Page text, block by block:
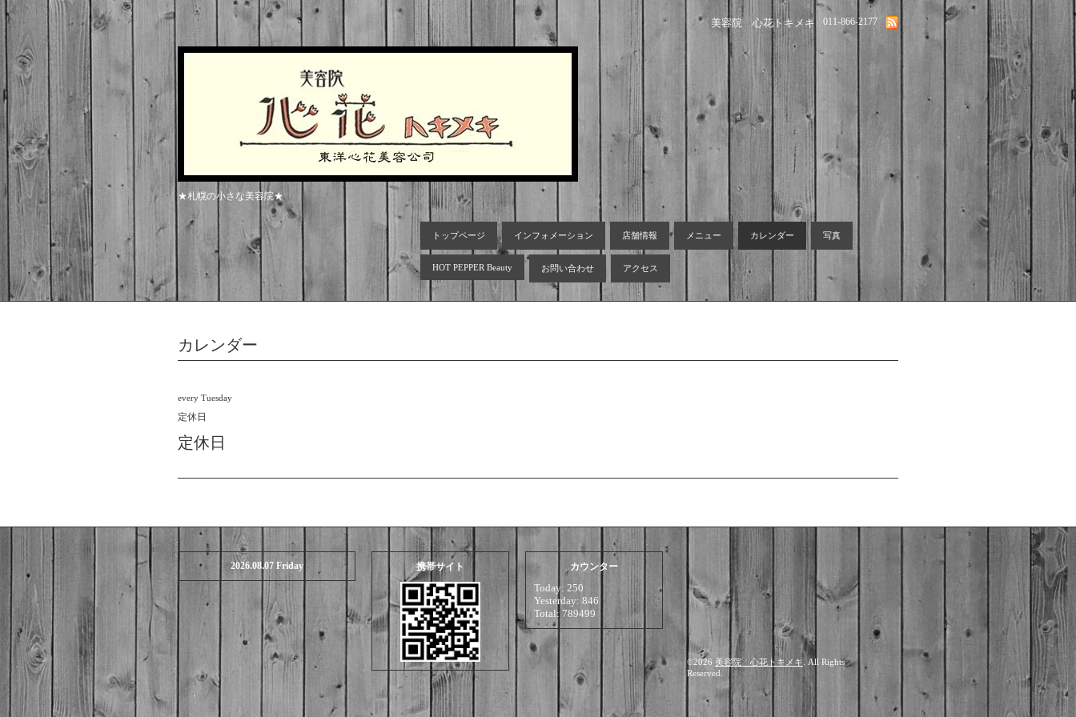
011-866-2177
美容院 心花トキメキ
★札幌の小さな美容院★
トップページ インフォメーション 店舗情報 メニュー カレンダー 写真
HOT PEPPER Beauty お問い合わせ アクセス
カレンダー
every Tuesday
定休日
定休日
2026.08.07 Friday 携帯サイト カウンター
Today: 250
Yesterday: 846
Total: 789499
©2026 美容院 心花トキメキ . All Rights
Reserved.